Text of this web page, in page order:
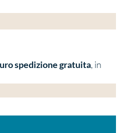
spedizione gratuita, in